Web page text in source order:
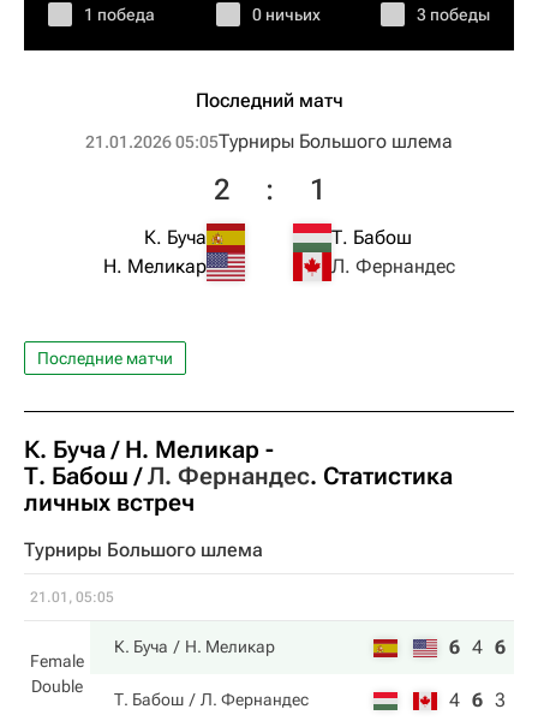
1 победа 0 ничьих 3 победы
Последний матч
21.01.2026 05:05Турниры Большого шлема
К. Буча
Н. Меликар
2 : 1
Т. Бабош
Л. Фернандес
Последние матчи
К. Буча Н. Меликар -
Т. Бабош
Л. Фернандес. Статистика
личных встреч
Турниры Большого шлема
21.01, 05:05
Female
Double
К. Буча Н. Меликар 6 4 6
Т. Бабош Л. Фернандес 4 6 3